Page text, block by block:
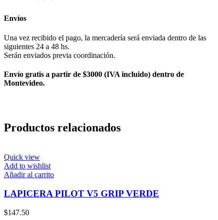
Envíos
Una vez recibido el pago, la mercadería será enviada dentro de las
siguientes 24 a 48 hs.
Serán enviados previa coordinación.
Envío gratis a partir de $3000 (IVA incluido) dentro de
Montevideo.
Productos relacionados
Quick view
Add to wishlist
Añadir al carrito
LAPICERA PILOT V5 GRIP VERDE
$147.50